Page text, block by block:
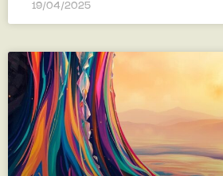
19/04/2025